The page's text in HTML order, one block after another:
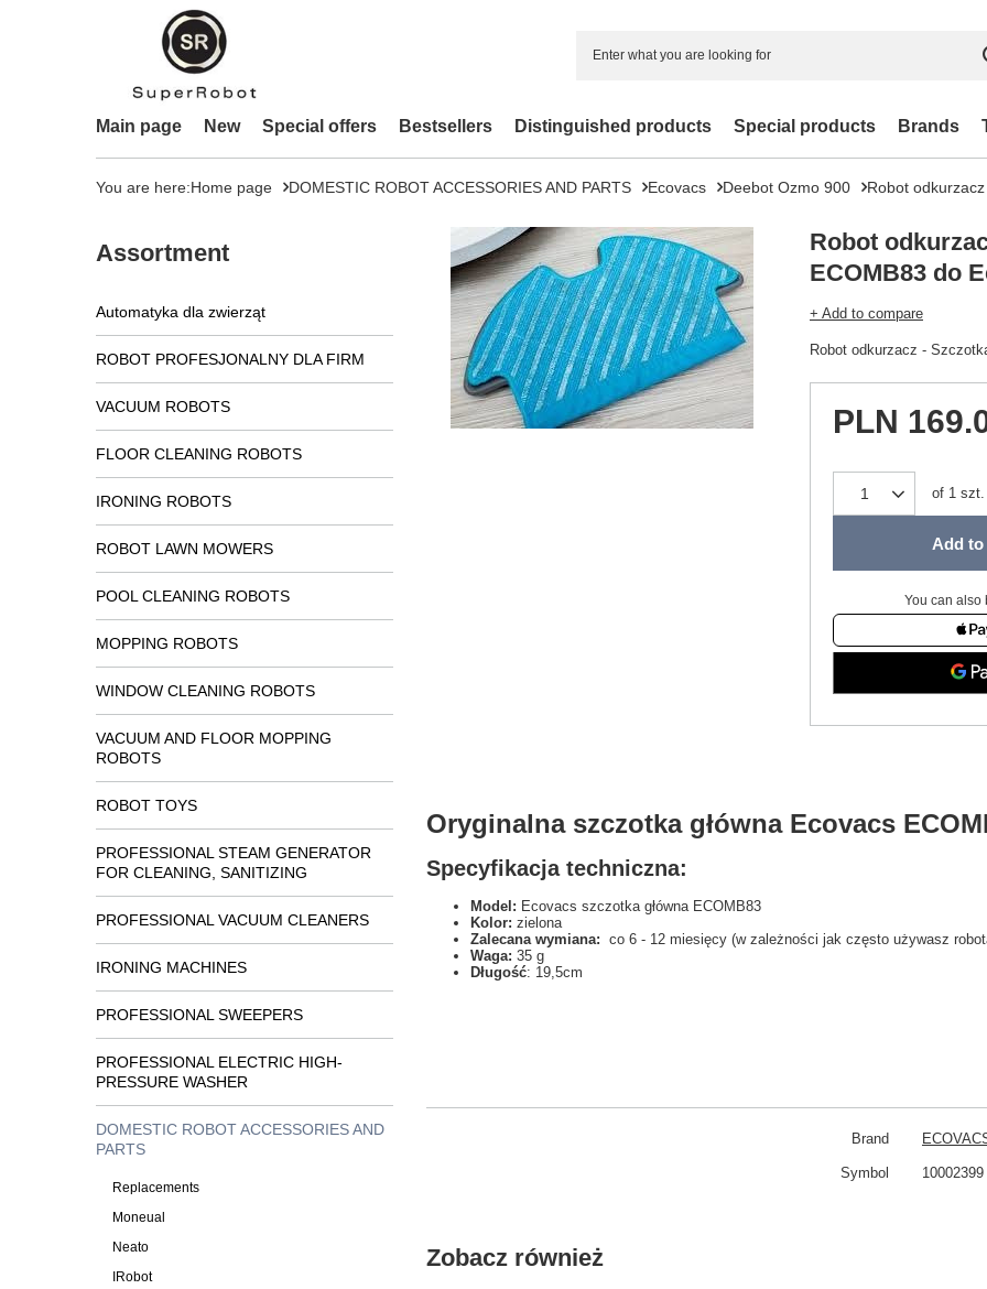
Main page New Special offers Bestsellers Distinguished products Special products Brands
You are here:Home page DOMESTIC ROBOT ACCESSORIES AND PARTS Ecovacs Deebot Ozmo 900 Robot
Assortment
Automatyka dla zwierząt
ROBOT PROFESJONALNY DLA FIRM
VACUUM ROBOTS
FLOOR CLEANING ROBOTS
IRONING ROBOTS
ROBOT LAWN MOWERS
POOL CLEANING ROBOTS
MOPPING ROBOTS
WINDOW CLEANING ROBOTS
VACUUM AND FLOOR MOPPING
ROBOTS
ROBOT TOYS
PROFESSIONAL STEAM GENERATOR
FOR CLEANING, SANITIZING
PROFESSIONAL VACUUM CLEANERS
IRONING MACHINES
PROFESSIONAL SWEEPERS
PROFESSIONAL ELECTRIC HIGH-
PRESSURE WASHER
DOMESTIC ROBOT ACCESSORIES AND
PARTS
Replacements
Moneual
Neato
IRobot
Robot
ECOMB83 do
+ Add to compare
Robot odkurzacz -
PLN
of 1 szt.
Add
You can also
Oryginalna szczotka główna Ecovacs
Specyfikacja techniczna:
Model: Ecovacs szczotka główna ECOMB83
Kolor: zielona
Zalecana wymiana: co 6 - 12 miesięcy (w zależności jak często używasz
Waga: 35 g
Długość: 19,5cm
Brand
Symbol 10002399
Zobacz również